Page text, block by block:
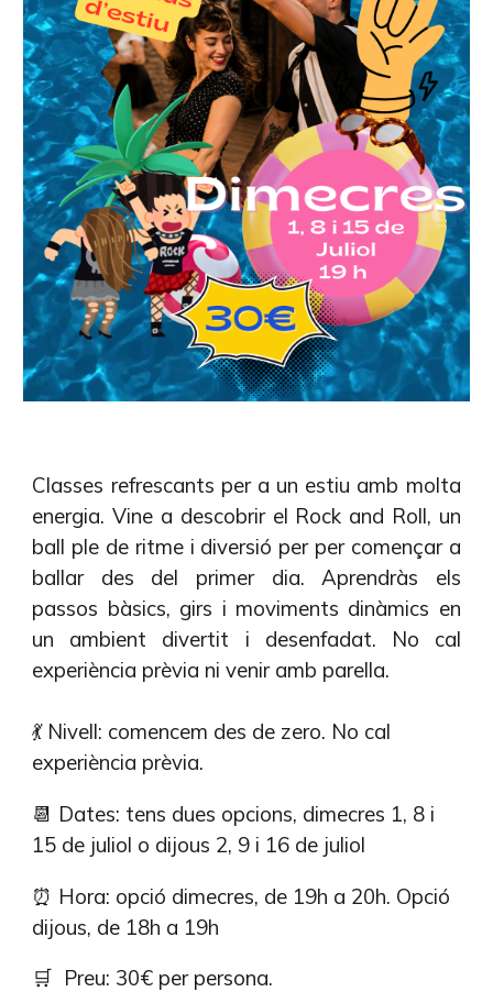
Classes refrescants per a un estiu amb molta
energia. Vine a descobrir el Rock and Roll, un
ball ple de ritme i diversió per per començar a
ballar des del primer dia. Aprendràs els
passos bàsics, girs i moviments dinàmics en
un ambient divertit i desenfadat. No cal
experiència prèvia ni venir amb parella.
💃 Nivell: comencem des de zero. No cal
experiència prèvia.
📆 Dates: tens dues opcions, dimecres 1, 8 i
15 de juliol o dijous 2, 9 i 16 de juliol
⏰ Hora: opció dimecres, de 19h a 20h. Opció
dijous, de 18h a 19h
🛒 Preu: 30€ per persona.